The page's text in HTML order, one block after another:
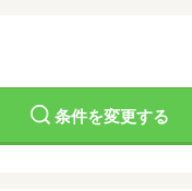
条件を変更する